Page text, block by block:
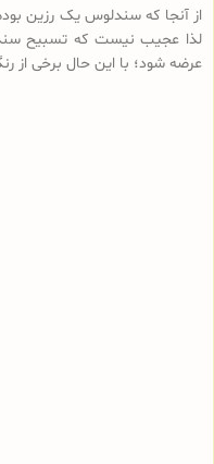
از آنجا که سندلوس یک رزین
لذا عجیب نیست که تسبیح
عرضه شود؛ با این حال برخی از